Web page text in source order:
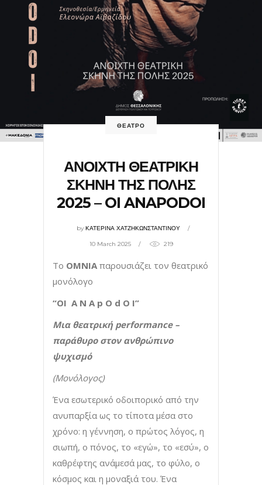
ΘΕΑΤΡΟ
ΑΝΟΙΧΤΗ ΘΕΑΤΡΙΚΗ
ΣΚΗΝΗ ΤΗΣ ΠΟΛΗΣ
2025 – OI ANAPODOI
byΚΑΤΕΡΙΝΑ ΧΑΤΖΗΚΩΝΣΤΑΝΤΙΝΟΥ
10 March 2025 219
Το ΟΜΝΙΑ παρουσιάζει τον θεατρικό
μονόλογο
“OI A N A p O d O I”
Μια θεατρική performance–
παράθυρο στον ανθρώπινο
ψυχισμό
(Μονόλογος)
Ένα εσωτερικό οδοιπορικό από την
ανυπαρξία ως το τίποτα μέσα στο
χρόνο: η γέννηση, ο πρώτος λόγος, η
σιωπή, ο πόνος, το «εγώ», το «εσύ», ο
καθρέφτης ανάμεσά μας, το φύλο, ο
κόσμος και η μοναξιά του. Ένα